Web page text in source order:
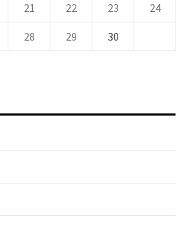
21 22 23 24
28 29
30